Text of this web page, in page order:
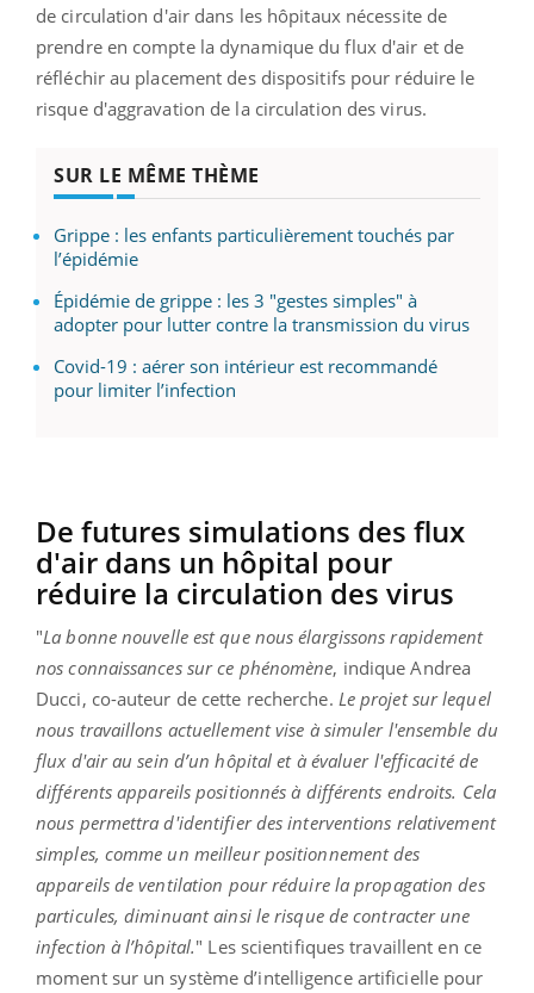
de circulation d'air dans les hôpitaux nécessite de
prendre en compte la dynamique du flux d'air et de
réfléchir au placement des dispositifs pour réduire le
risque d'aggravation de la circulation des virus.
SUR LE MÊME THÈME
Grippe : les enfants particulièrement touchés par
l’épidémie
Épidémie de grippe : les 3 "gestes simples" à
adopter pour lutter contre la transmission du virus
Covid-19 : aérer son intérieur est recommandé
pour limiter l’infection
De futures simulations des flux
d'air dans un hôpital pour
réduire la circulation des virus
"La bonne nouvelle est que nous élargissons rapidement
nos connaissances sur ce phénomène, indique Andrea
Ducci, co-auteur de cette recherche. Le projet sur lequel
nous travaillons actuellement vise à simuler l'ensemble du
flux d'air au sein d’un hôpital et à évaluer l'efficacité de
différents appareils positionnés à différents endroits. Cela
nous permettra d'identifier des interventions relativement
simples, comme un meilleur positionnement des
appareils de ventilation pour réduire la propagation des
particules, diminuant ainsi le risque de contracter une
infection à l’hôpital." Les scientifiques travaillent en ce
moment sur un système d’intelligence artificielle pour